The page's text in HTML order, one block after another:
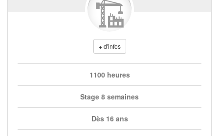
+ d'infos
1100 heures
Stage 8 semaines
Dès 16 ans